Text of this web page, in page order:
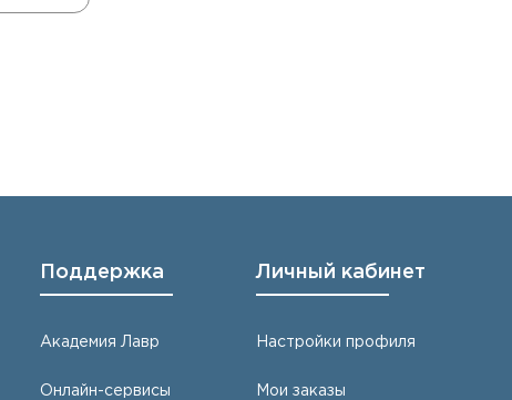
Поддержка
Академия Лавр
Онлайн-сервисы
Личный кабинет
Настройки профиля
Мои заказы